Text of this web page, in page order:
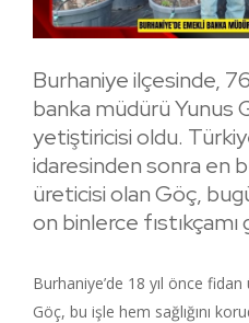
Burhaniye ilçesinde,
banka müdürü Yunus
yetiştiricisi oldu.
idaresinden sonra en
üreticisi olan Göç,
on binlerce
Burhaniye’de 18 yıl önce
Göç, bu işle hem sağlığını